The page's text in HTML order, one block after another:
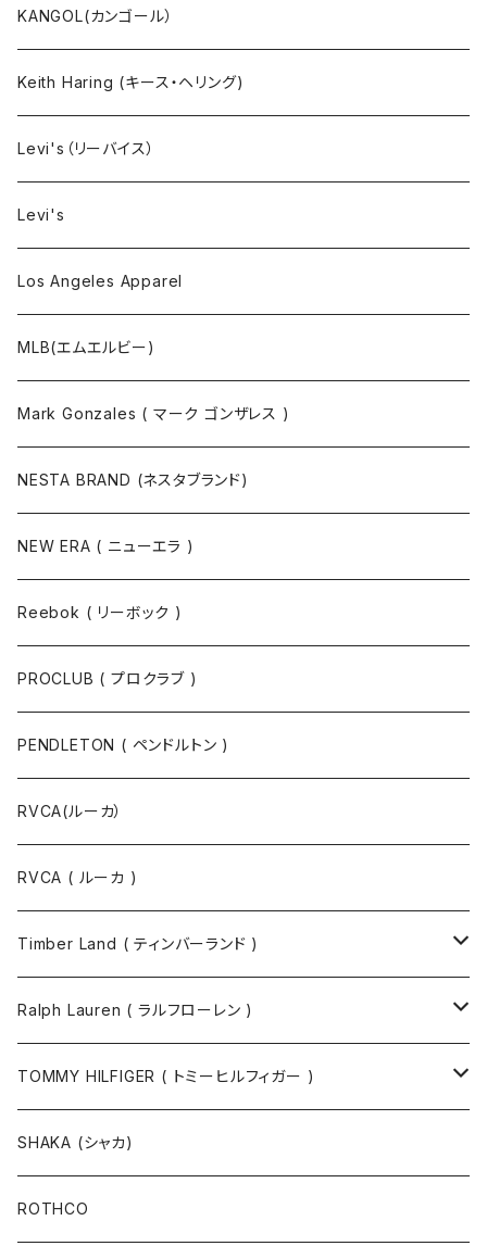
小物・雑貨
タンクトップ
コート
靴下
KANGOL(カンゴール）
Keith Haring (キース・ヘリング)
Levi's（リーバイス）
Levi's
Los Angeles Apparel
MLB(エムエルビー)
Mark Gonzales ( マーク ゴンザレス )
NESTA BRAND (ネスタブランド)
NEW ERA ( ニューエラ )
Reebok ( リーボック )
PROCLUB ( プロクラブ )
PENDLETON ( ペンドルトン )
RVCA(ルーカ）
RVCA ( ルーカ )
Timber Land ( ティンバーランド )
ソックス
半袖Tシャツ
長袖Tシャツ
キャップ
Ralph Lauren ( ラルフローレン )
シャツ
帽子
ニットキャップ / ビーニー
マフラー / ストール
TOMMY HILFIGER ( トミーヒルフィガー )
ジャケット
SHAKA (シャカ)
ROTHCO